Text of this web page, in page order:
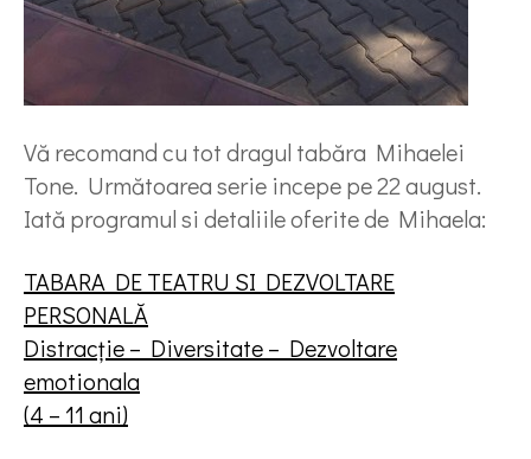
Vă recomand cu tot dragul tabăra Mihaelei
Tone. Următoarea serie incepe pe 22 august.
Iată programul si detaliile oferite de Mihaela:
TABARA DE TEATRU SI DEZVOLTARE
PERSONALĂ
Distracție – Diversitate – Dezvoltare
emotionala
(4 – 11 ani)